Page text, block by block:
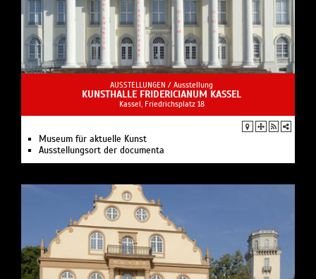
AUSSTELLUNGEN / Ausstellung
KUNSTHALLE FRIDERICIANUM KASSEL
Kassel, Friedrichsplatz 18
Museum für aktuelle Kunst
Ausstellungsort der documenta